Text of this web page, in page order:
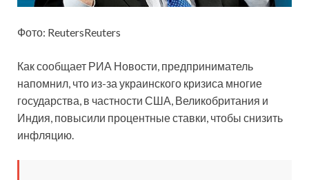
Фото: ReutersReuters
Как сообщает РИА Новости, предприниматель
напомнил, что из-за украинского кризиса многие
государства, в частности США, Великобритания и
Индия, повысили процентные ставки, чтобы снизить
инфляцию.